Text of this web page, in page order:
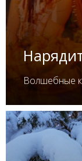
Волшебные